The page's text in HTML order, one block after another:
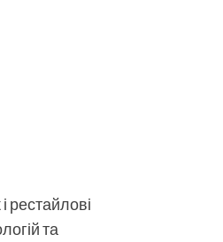
рестайлові
та